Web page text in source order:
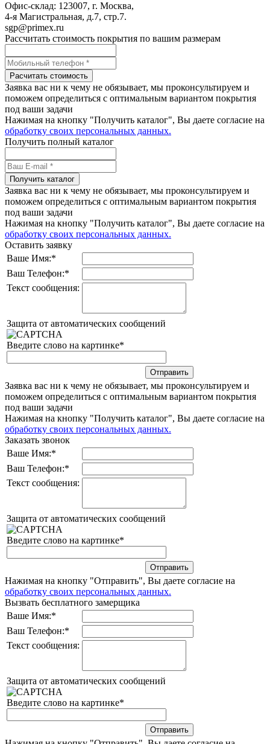
Офис-склад: 123007, г. Москва,
4-я Магистральная, д.7, стр.7.
sgp@primex.ru
Рассчитать стоимость покрытия по вашим размерам
Расчитать стоимость
Заявка вас ни к чему не обязывает, мы проконсультируем и
поможем определиться с оптимальным вариантом покрытия
под ваши задачи
Нажимая на кнопку "Получить каталог", Вы даете согласие на
обработку своих персональных данных.
Получить полный каталог
Получить каталог
Заявка вас ни к чему не обязывает, мы проконсультируем и
поможем определиться с оптимальным вариантом покрытия
под ваши задачи
Нажимая на кнопку "Получить каталог", Вы даете согласие на
обработку своих персональных данных.
Оставить заявку
Ваше Имя:*
Ваш Телефон:*
Текст сообщения:
Защита от автоматических сообщений
Введите слово на картинке*
Заявка вас ни к чему не обязывает, мы проконсультируем и
поможем определиться с оптимальным вариантом покрытия
под ваши задачи
Нажимая на кнопку "Получить каталог", Вы даете согласие на
обработку своих персональных данных.
Заказать звонок
Ваше Имя:*
Ваш Телефон:*
Текст сообщения:
Защита от автоматических сообщений
Введите слово на картинке*
Нажимая на кнопку "Отправить", Вы даете согласие на
обработку своих персональных данных.
Вызвать бесплатного замерщика
Ваше Имя:*
Ваш Телефон:*
Текст сообщения:
Защита от автоматических сообщений
Введите слово на картинке*